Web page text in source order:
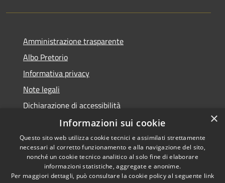
Amministrazione trasparente
Albo Pretorio
Informativa privacy
Note legali
Dichiarazione di accessibilità
Accessibilità
Privacy
Copyright © 2026 • Comune di
Spinadesco • Powered by
Municipium•Accesso
×
Informazioni sui cookie
Questo sito web utilizza cookie tecnici e assimilati strettamente
necessari al corretto funzionamento e alla navigazione del sito,
nonché un cookie tecnico analitico al solo fine di elaborare
informazioni statistiche, aggregate e anonime.
Per maggiori dettagli, può consultare la cookie policy al seguente link